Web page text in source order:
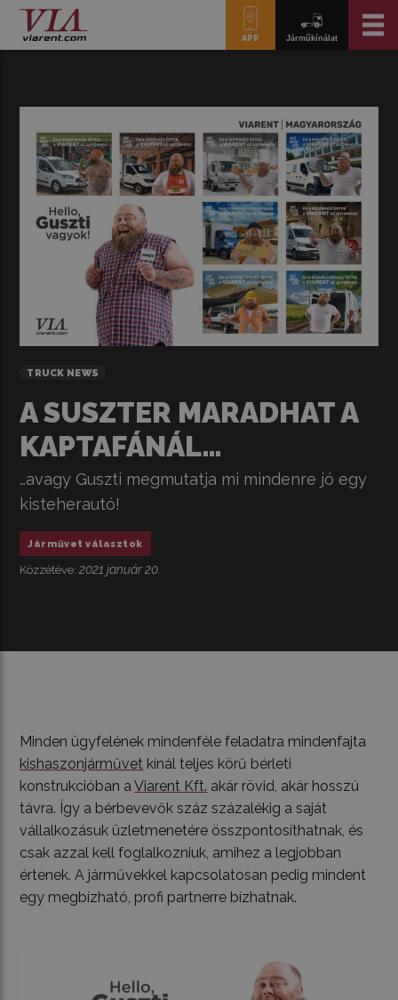
APP Járműkínálat
TRUCK NEWS
A SUSZTER MARADHAT A
KAPTAFÁNÁL…
…avagy Guszti megmutatja mi mindenre jó egy
kisteherautó!
Járművet választok
Közzétéve:2021 január 20.
Minden ügyfelének mindenféle feladatra mindenfajta
kishaszonjárművet kínál teljes körű bérleti
konstrukcióban aViarent Kft. akár rövid, akár hosszú
távra. Így a bérbevevők száz százalékig a saját
vállalkozásuk üzletmenetére összpontosíthatnak, és
csak azzal kell foglalkozniuk, amihez a legjobban
értenek. A járművekkel kapcsolatosan pedig mindent
egy megbízható, profi partnerre bízhatnak.